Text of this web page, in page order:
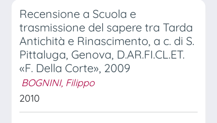
Recensione a Scuola e
trasmissione del sapere tra Tarda
Antichità e Rinascimento, a c. di S.
Pittaluga, Genova, D.AR.FI.CL.ET.
«F. Della Corte», 2009
BOGNINI, Filippo
2010